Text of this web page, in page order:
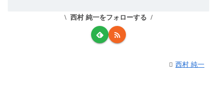
西村 純一をフォローする
西村 純一